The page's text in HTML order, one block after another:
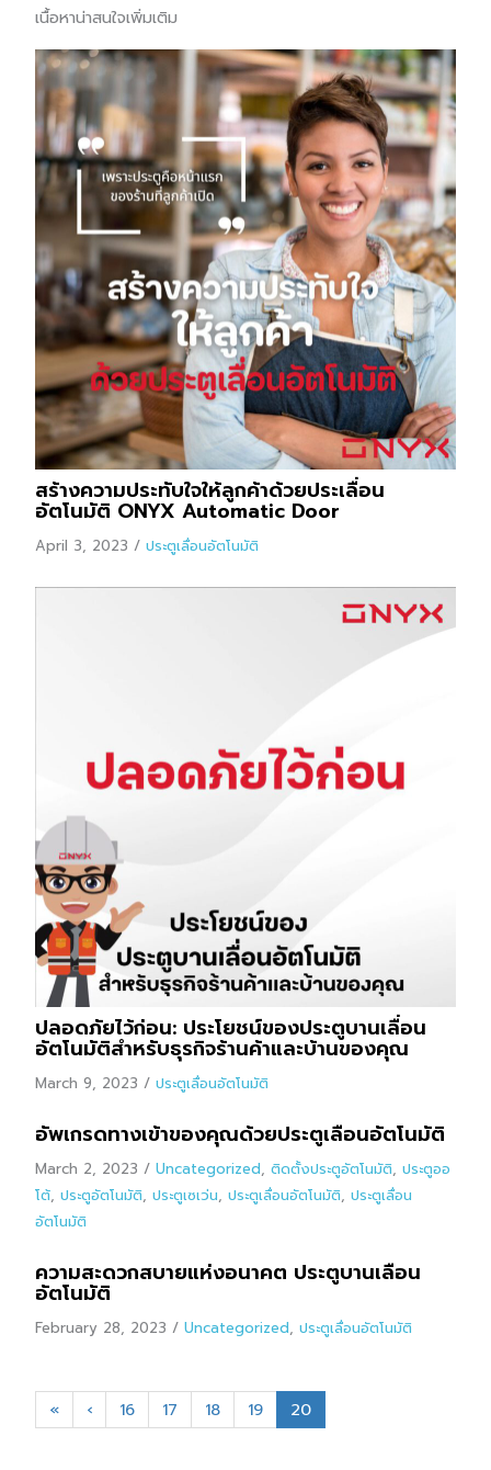
เนื้อหาน่าสนใจเพิ่มเติม
สร้างความประทับใจให้ลูกค้าด้วยประเลื่อน
อัตโนมัติ ONYX Automatic Door
April 3, 2023 /ประตูเลื่อนอัตโนมัติ
ปลอดภัยไว้ก่อน: ประโยชน์ของประตูบานเลื่อน
อัตโนมัติสำหรับธุรกิจร้านค้าและบ้านของคุณ
March 9, 2023 /ประตูเลื่อนอัตโนมัติ
อัพเกรดทางเข้าของคุณด้วยประตูเลื่อนอัตโนมัติ
March 2, 2023 /Uncategorized,ติดตั้งประตูอัตโนมัติ,ประตูออ
โต้,ประตูอัตโนมัติ,ประตูเซเว่น,ประตูเลื่อนอัตโนมัติ,ประตูเลื่อน
อัตโนมัติ
ความสะดวกสบายแห่งอนาคต ประตูบานเลื่อน
อัตโนมัติ
February 28, 2023 /Uncategorized,ประตูเลื่อนอัตโนมัติ
« ‹ 16 17 18 19 20